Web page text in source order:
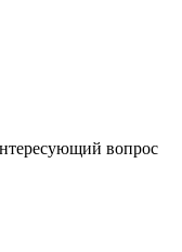
вопрос